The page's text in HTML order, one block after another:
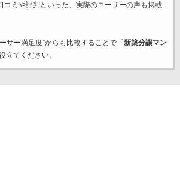
コミや評判といった、実際のユーザーの声も掲載
ザー満足度”からも比較することで「 新築分譲マン
立てください。